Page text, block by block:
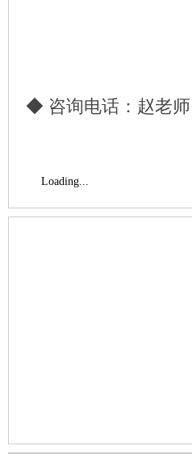
◆ 咨询电话：赵老
Loading...